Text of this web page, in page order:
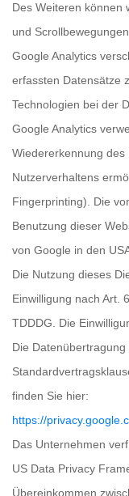
Des Weiteren können
und
Google Analytics
erfassten Datensätze
Technologien bei der
Google Analytics
Wiedererkennung des
Nutzerverhaltens
Fingerprinting). Die
Benutzung dieser
von Google in den
Die Nutzung dieses
Einwilligung nach Art.
TDDDG. Die
Die
finden Sie hier:
https://
Das Unternehmen
US Data Privacy
Übereinkommen